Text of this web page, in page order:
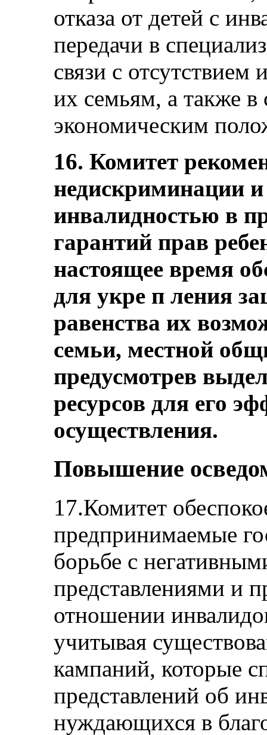
отказа от детей с
передачи в
связи с
их семьям, а также в
экономическим
16. Комитет
недискриминации
инвалидностью в
гарантий прав
настоящее время
для укре п ления
равенства их
семьи, местной
предусмотрев
ресурсов для его
осуществления.
Повышение
17.Комитет
предпринимаемые
борьбе с
представлениями и
отношении
учитывая
кампаний, которые
представлений об
нуждающихся в